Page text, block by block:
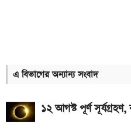
৭,৫০০mAh ব্যাটারি ও
প্রকাশ হল এসএসসি পরীক্ষার
এখানে
এ বিভাগের অন্যান্য সংবাদ
১২ আগস্ট পূর্ণ সূর্যগ্রহণ,